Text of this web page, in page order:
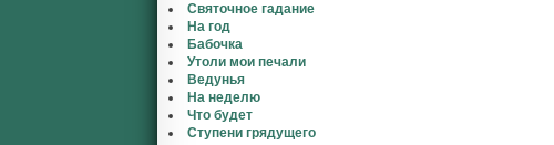
Святочное гадание
На год
Бабочка
Утоли мои печали
Ведунья
На неделю
Что будет
Ступени грядущего